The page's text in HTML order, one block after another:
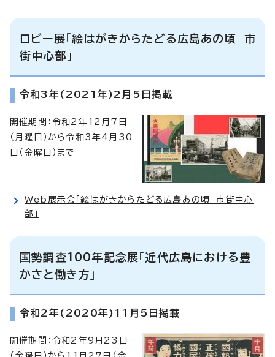
ロビー展「絵はがきからたどる広島あの頃 市
街中心部」
令和3年(2021年)2月5日掲載
開催期間：令和2年12月7日
（月曜日）から令和3年4月30
日（金曜日）まで
Web展示会「絵はがきからたどる広島あの頃 市街中心
部」
国勢調査100年記念展「近代広島における豊
かさと働き方」
令和2年(2020年)11月5日掲載
開催期間：令和2年9月23日